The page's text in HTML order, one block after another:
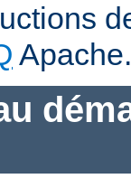
Apache.